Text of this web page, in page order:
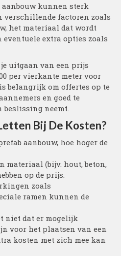
aanbouw kunnen sterk
factoren zoals
het materiaal dat wordt
extra opties zoals
uitgaan van een prijs
per vierkante meter voor
belangrijk om offertes op te
en goed te
beslissing neemt.
Bij De Kosten?
aanbouw, hoe hoger de
materiaal (bijv. hout, beton,
op de prijs.
zoals
ramen kunnen de
niet dat er mogelijk
voor het plaatsen van een
kosten met zich mee kan